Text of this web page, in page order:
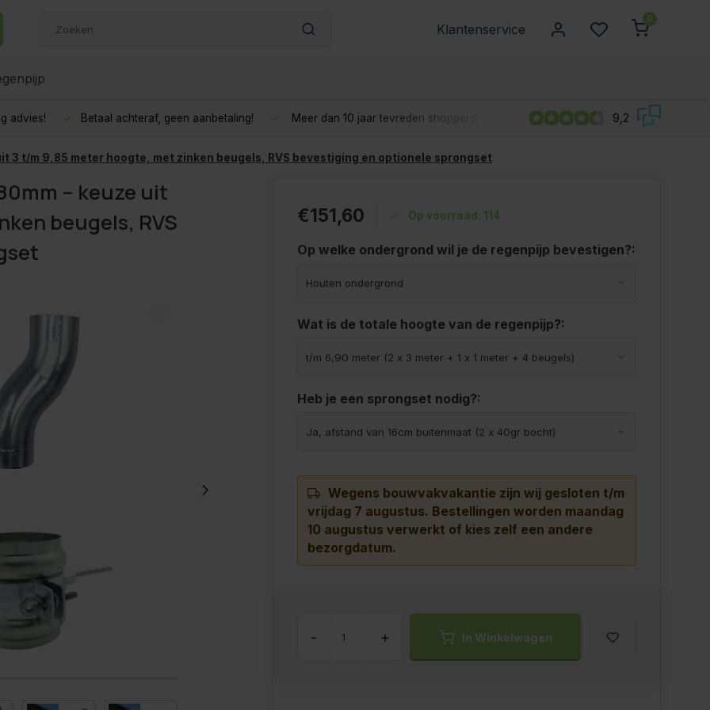
Klantenservice
0
advies! Betaal achteraf, geen aanbetaling! Meer dan 10 jaar tevreden shoppers! 9,2
3 t/m 9,85 meter hoogte, met zinken beugels, RVS bevestiging en optionele sprongset
– keuze uit
beugels, RVS
€151,60 Op voorraad: 114
Op welke ondergrond wil je de regenpijp bevestigen?:
Wat is de totale hoogte van de regenpijp?:
Heb je een sprongset nodig?:
Wegens bouwvakvakantie zijn wij gesloten t/m
vrijdag 7 augustus. Bestellingen worden maandag
10 augustus verwerkt of kies zelf een andere
bezorgdatum.
- + In Winkelwagen